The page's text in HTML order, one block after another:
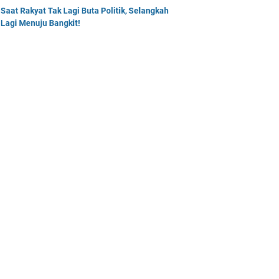
Saat Rakyat Tak Lagi Buta Politik, Selangkah
Lagi Menuju Bangkit!